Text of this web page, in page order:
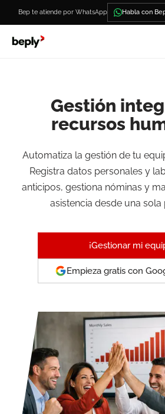
Bep te atiende por WhatsApp Habla con
Gestión
recursos
Automatiza la gestión de tu
Registra datos personales y
anticipos, gestiona nóminas y
asistencia desde una sola
¡Gestionar mi
Empieza gratis con